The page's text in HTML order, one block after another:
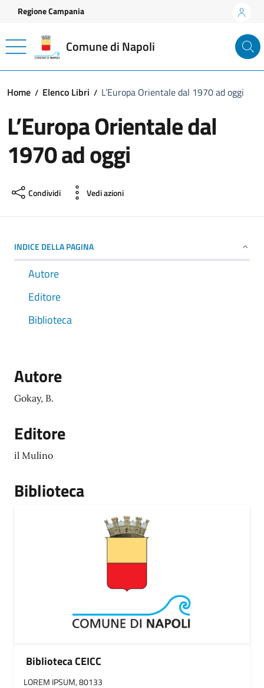
Vai ai contenuti
Vai al footer
Regione Campania
Comune di Napoli
Home Elenco Libri L’Europa Orientale dal 1970 ad oggi
L’Europa Orientale dal
1970 ad oggi
Condividi Vedi azioni
INDICE DELLA PAGINA
Autore
Editore
Biblioteca
Autore
Gokay, B.
Editore
il Mulino
Biblioteca
Biblioteca CEICC
LOREM IPSUM, 80133